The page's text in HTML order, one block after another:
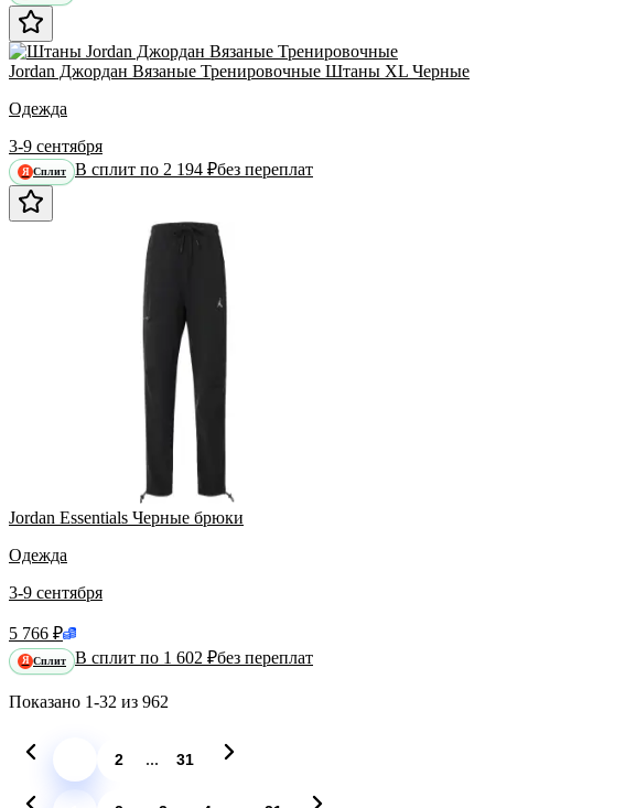
Jordan Джордан Вязаные Тренировочные Штаны XL Черные
Одежда
3-9 сентября
Я Сплит В сплит по 2 194 ₽без переплат
Jordan Essentials Черные брюки
Одежда
3-9 сентября
5 766 ₽
Я Сплит В сплит по 1 602 ₽без переплат
Показано 1-32 из 962
2 ... 31